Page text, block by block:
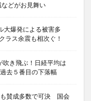
どがお見舞い
大爆発による被害多
ス余震も相次ぐ！
吹き飛ぶ！日経平均は
去５番目の下落幅
賛成多数で可決 国会